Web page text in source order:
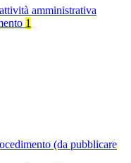
amministrativa
1
(da pubblicare